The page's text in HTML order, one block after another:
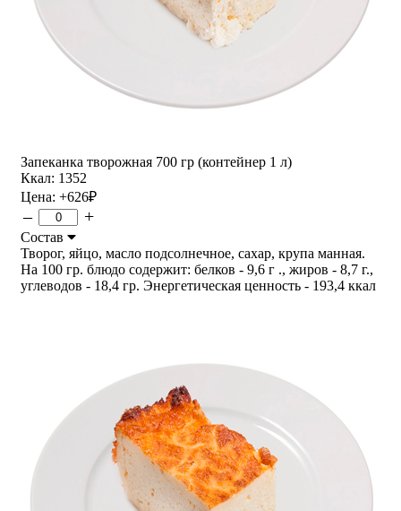
Запеканка творожная 700 гр (контейнер 1 л)
Ккал: 1352
Цена: +626₽
– +
Состав
Творог, яйцо, масло подсолнечное, сахар, крупа манная.
На 100 гр. блюдо содержит: белков - 9,6 г ., жиров - 8,7 г.,
углеводов - 18,4 гр. Энергетическая ценность - 193,4 ккал